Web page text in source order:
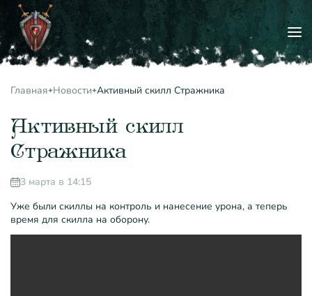
Главная Новости Активный скилл Стражника
Активный скилл
Стражника
3 марта в 14:15
Уже были скиллы на контроль и нанесение урона, а теперь
время для скилла на оборону.